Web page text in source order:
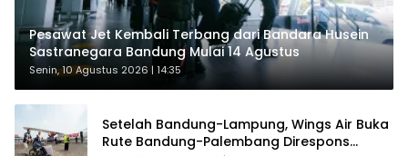
Pesawat Jet Kembali Terbang dari Bandara Husein
Sastranegara Bandung Mulai 14 Agustus
Senin, 10 Agustus 2026 | 14:35
Setelah Bandung-Lampung, Wings Air Buka
Rute Bandung-Palembang Direspons